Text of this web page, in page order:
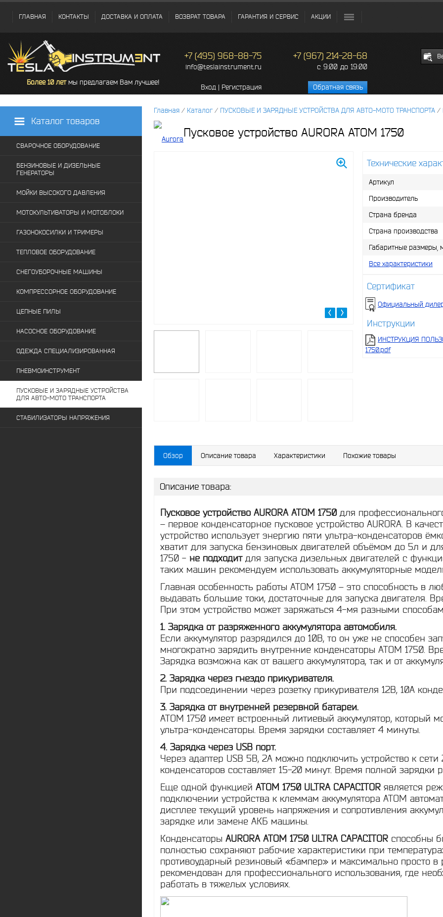
ГЛАВНАЯ КОНТАКТЫ ДОСТАВКА И ОПЛАТА ВОЗВРАТ ТОВАРА ГАРАНТИЯ И СЕРВИС АКЦИИ
Более 10 летмы предлагаем Вам лучшее!
+7 (495) 968-88-75
info@teslainstrument.ru
+7 (967) 214-28-68
c 9:00 до 19:00
Вход | Регистрация Обратная связь
Каталог товаров
СВАРОЧНОЕ ОБОРУДОВАНИЕ
БЕНЗИНОВЫЕ И ДИЗЕЛЬНЫЕ
ГЕНЕРАТОРЫ
МОЙКИ ВЫСОКОГО ДАВЛЕНИЯ
МОТОКУЛЬТИВАТОРЫ И МОТОБЛОКИ
ГАЗОНОКОСИЛКИ И ТРИМЕРЫ
ТЕПЛОВОЕ ОБОРУДОВАНИЕ
СНЕГОУБОРОЧНЫЕ МАШИНЫ
КОМПРЕССОРНОЕ ОБОРУДОВАНИЕ
ЦЕПНЫЕ ПИЛЫ
НАСОСНОЕ ОБОРУДОВАНИЕ
ОДЕЖДА СПЕЦИАЛИЗИРОВАННАЯ
ПНЕВМОИНСТРУМЕНТ
ПУСКОВЫЕ И ЗАРЯДНЫЕ УСТРОЙСТВА
ДЛЯ АВТО-МОТО ТРАНСПОРТА
СТАБИЛИЗАТОРЫ НАПРЯЖЕНИЯ
Главная / Каталог / ПУСКОВЫЕ И ЗАРЯДНЫЕ УСТРОЙСТВА ДЛЯ АВТО-МОТО ТРАНСПОРТА /
Пусковое устройство AURORA ATOM 1750
Технические
Артикул
Производитель
Страна бренда
Страна производства
Габаритные размеры,
Все характеристики
Сертификат
Официальный
Инструкции
ИНСТРУКЦИЯ
1750.pdf
Обзор Описание товара Характеристики Похожие товары
Описание товара:
Пусковое устройство AURORA ATOM 1750 для
– первое конденсаторное пусковое устройство AURORA. В
устройство использует энергию пяти ультра-конденсаторов
хватит для запуска бензиновых двигателей объёмом до 5л и
1750 - не подходитдля запуска дизельных двигателей с
таких машин рекомендуем использовать аккумуляторные
Главная особенность работы АТОМ 1750 – это способность в
выдавать большие токи, достаточные для запуска двигателя.
При этом устройство может заряжаться 4-мя разными
1. Зарядка от разряженного аккумулятора автомобиля.
Если аккумулятор разрядился до 10В, то он уже не способен
многократно зарядить внутренние конденсаторы АТОМ 1750.
Зарядка возможна как от вашего аккумулятора, так и от
2. Зарядка через гнездо прикуривателя.
При подсоединении через розетку прикуривателя 12В, 10А
3. Зарядка от внутренней резервной батареи.
АТОМ 1750 имеет встроенный литиевый аккумулятор, который
ультра-конденсаторы. Время зарядки составляет 4 минуты.
4. Зарядка через USB порт.
Через адаптер USB 5В, 2А можно подключить устройство к
конденсаторов составляет 15-20 минут. Время полной зарядки
Еще одной функцией ATOM 1750 ULTRA CAPACITOR является
подключении устройства к клеммам аккумулятора АТОМ
дисплее текущий уровень напряжения и сопротивления
зарядке или замене АКБ машины.
Конденсаторы AURORA ATOM 1750 ULTRA CAPACITOR способны
полностью сохраняют рабочие характеристики при
противоударный резиновый «бампер» и максимально просто в
рекомендован для профессионального использования, где
работать в тяжелых условиях.